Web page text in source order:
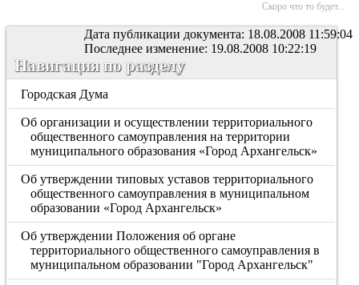
Скоро что то будет...
Дата публикации документа: 18.08.2008 11:59:04
Последнее изменение: 19.08.2008 10:22:19
Навигация по разделу
Городская Дума
Об организации и осуществлении территориального
общественного самоуправления на территории
муниципального образования «Город Архангельск»
Об утверждении типовых уставов территориального
общественного самоуправления в муниципальном
образовании «Город Архангельск»
Об утверждении Положения об органе
территориального общественного самоуправления в
муниципальном образовании "Город Архангельск"